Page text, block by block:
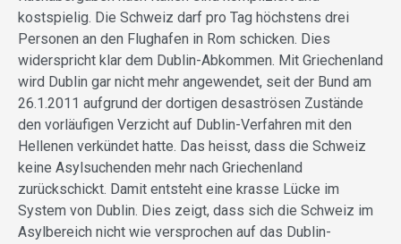
kostspielig. Die Schweiz darf pro Tag höchstens drei
Personen an den Flughafen in Rom schicken. Dies
widerspricht klar dem Dublin-Abkommen. Mit Griechenland
wird Dublin gar nicht mehr angewendet, seit der Bund am
26.1.2011 aufgrund der dortigen desaströsen Zustände
den vorläufigen Verzicht auf Dublin-Verfahren mit den
Hellenen verkündet hatte. Das heisst, dass die Schweiz
keine Asylsuchenden mehr nach Griechenland
zurückschickt. Damit entsteht eine krasse Lücke im
System von Dublin. Dies zeigt, dass sich die Schweiz im
Asylbereich nicht wie versprochen auf das Dublin-